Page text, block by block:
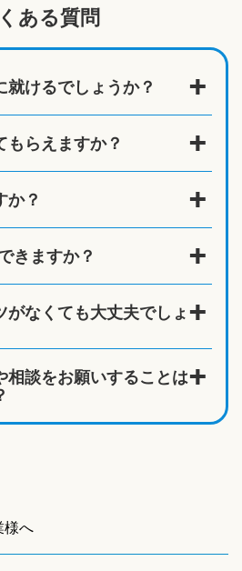
ある質問
就けるでしょうか？
もらえますか？
か？
きますか？
がなくても大丈夫でしょ
相談をお願いすることは
様へ